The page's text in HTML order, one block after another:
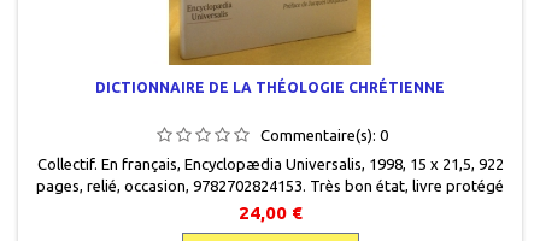
DICTIONNAIRE DE LA THÉOLOGIE CHRÉTIENNE
Commentaire(s): 0
Collectif. En français, Encyclopædia Universalis, 1998, 15 x 21,5, 922
pages, relié, occasion, 9782702824153. Très bon état, livre protégé
par une couverture plastique. Quelques rousseurs.
24,00 €